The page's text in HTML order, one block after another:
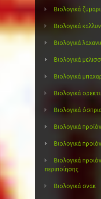
Βιολογικά
Βιολογικά
Βιολογικά
Βιολογικά
Βιολογικά
Βιολογικά
Βιολογικά
Βιολογικά
Βιολογικά
Βιολογικά
περιποίησης
Βιολογικά σνακ